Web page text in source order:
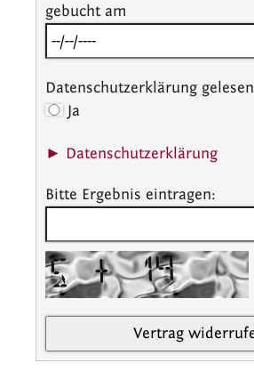
gebucht am
Datenschutzerklärung gelesen
Ja
► Datenschutzerklärung
Bitte Ergebnis eintragen: